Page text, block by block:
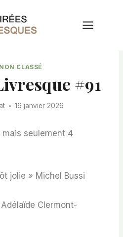
NON CLASSÉ
#91
16 janvier 2026
mais seulement 4
jolie » Michel Bussi
Clermont-